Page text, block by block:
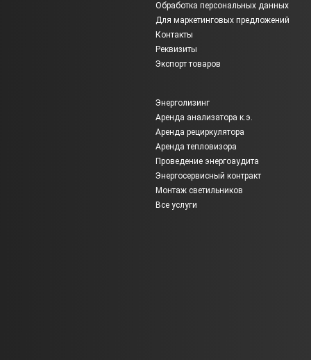
Обработка персональных данных
Для маркетинговых предложений
Контакты
Реквизиты
Экспорт товаров
Энерголизинг
Аренда анализатора к.э.
Аренда рециркулятора
Аренда тепловизора
Проведение энергоаудита
Энергосервисный контракт
Монтаж светильников
Все услуги